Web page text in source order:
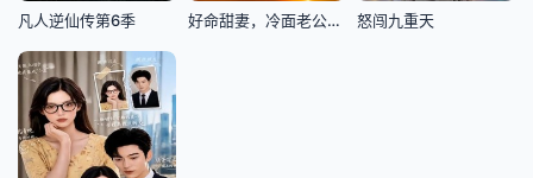
凡人逆仙传第6季 好命甜妻，冷面老公全家追着宠. 怒闯九重天